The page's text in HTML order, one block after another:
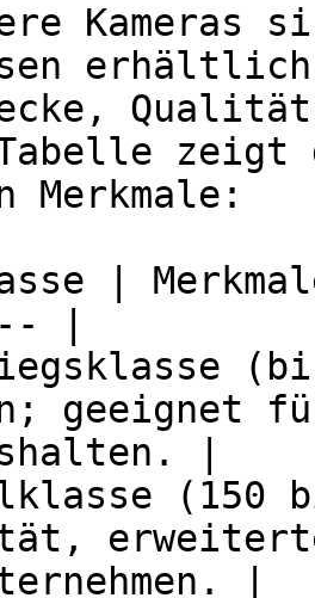
Kameras
zeigt
Merkmale:
|
|
geeignet
|
(150
|